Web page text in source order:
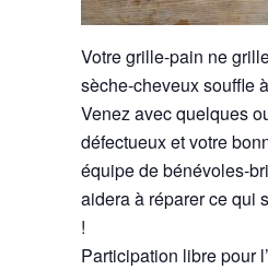
Votre grille-pain ne
sèche-cheveux souffle
Venez avec quelques
défectueux et votre
équipe de bénévoles-
aidera à réparer ce qui
!
Participation libre pour